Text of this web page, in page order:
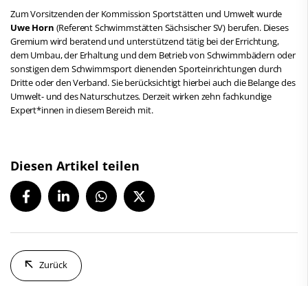
Zum Vorsitzenden der Kommission Sportstätten und Umwelt wurde
Uwe Horn (Referent Schwimmstätten Sächsischer SV) berufen. Dieses
Gremium wird beratend und unterstützend tätig bei der Errichtung,
dem Umbau, der Erhaltung und dem Betrieb von Schwimmbädern oder
sonstigen dem Schwimmsport dienenden Sporteinrichtungen durch
Dritte oder den Verband. Sie berücksichtigt hierbei auch die Belange des
Umwelt- und des Naturschutzes. Derzeit wirken zehn fachkundige
Expert*innen in diesem Bereich mit.
Diesen Artikel teilen
Zurück